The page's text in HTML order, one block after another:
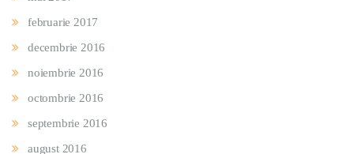
februarie 2017
decembrie 2016
noiembrie 2016
octombrie 2016
septembrie 2016
august 2016